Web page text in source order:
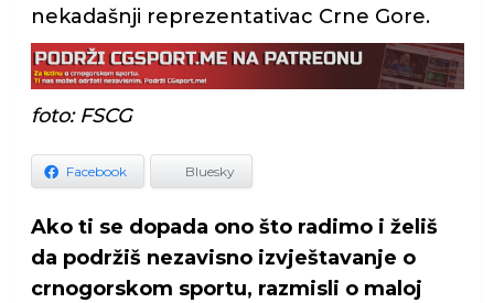
nekadašnji reprezentativac Crne Gore.
foto: FSCG
Facebook Bluesky
Ako ti se dopada ono što radimo i želiš
da podržiš nezavisno izvještavanje o
crnogorskom sportu, razmisli o maloj